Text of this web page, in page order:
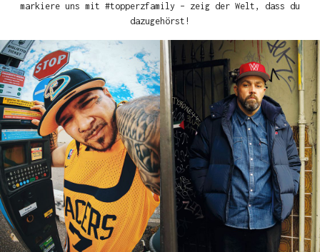
markiere uns mit #topperzfamily – zeig der Welt, dass du
dazugehörst!